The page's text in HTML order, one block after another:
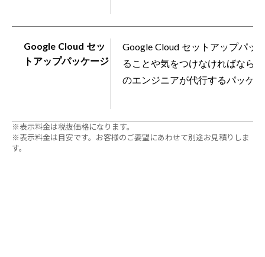
Google Cloud セッ
トアップパッケージ
Google Cloud セットアップパッ
ることや気をつけなければなら
のエンジニアが代行するパッケ
※表示料金は税抜価格になります。
※表示料金は目安です。お客様のご要望にあわせて別途お見積りしま
す。